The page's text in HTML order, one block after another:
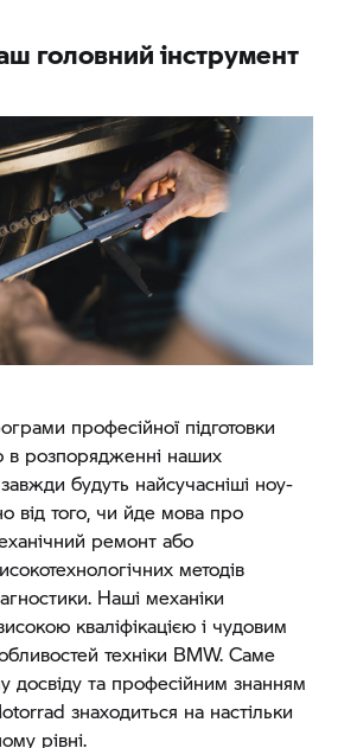
головний інструмент
професійної підготовки
в розпорядженні наших
завжди будуть найсучасніші ноу-
від того, чи йде мова про
ремонт або
методів
Наші механіки
кваліфікацією і чудовим
техніки BMW. Саме
досвіду та професійним знанням
знаходиться на настільки
рівні.